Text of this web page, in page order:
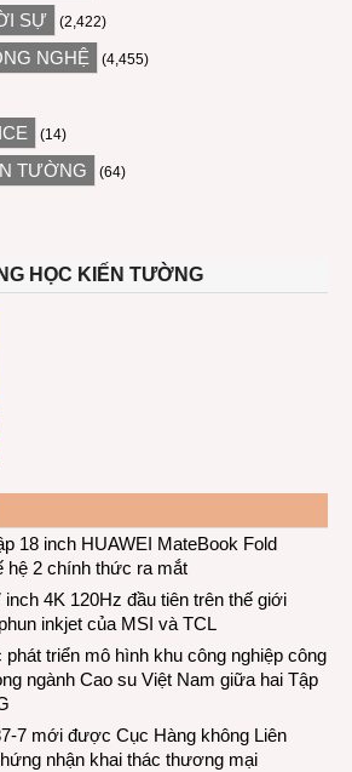
SỰ (2,422)
NGHỆ (4,455)
(14)
TƯỜNG (64)
HỌC KIẾN TƯỜNG
18 inch HUAWEI MateBook Fold
hệ 2 chính thức ra mắt
4K 120Hz đầu tiên trên thế giới
inkjet của MSI và TCL
triển mô hình khu công nghiệp công
ngành Cao su Việt Nam giữa hai Tập
7 mới được Cục Hàng không Liên
nhận khai thác thương mại